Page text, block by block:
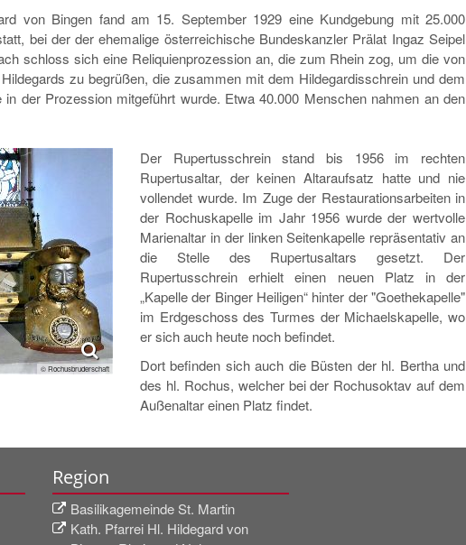
von Bingen fand am 15. September 1929 eine Kundgebung mit 25.000
bei der der ehemalige österreichische Bundeskanzler Prälat Ingaz Seipel
schloss sich eine Reliquienprozession an, die zum Rhein zog, um die von
zu begrüßen, die zusammen mit dem Hildegardisschrein und dem
der Prozession mitgeführt wurde. Etwa 40.000 Menschen nahmen an den
© Rochusbruderschaft
Der Rupertusschrein stand bis 1956 im rechten
Rupertusaltar, der keinen Altaraufsatz hatte und nie
vollendet wurde. Im Zuge der Restaurationsarbeiten in
der Rochuskapelle im Jahr 1956 wurde der wertvolle
Marienaltar in der linken Seitenkapelle repräsentativ an
die Stelle des Rupertusaltars gesetzt. Der
Rupertusschrein erhielt einen neuen Platz in der
„Kapelle der Binger Heiligen“ hinter der "Goethekapelle"
im Erdgeschoss des Turmes der Michaelskapelle, wo
er sich auch heute noch befindet.
Dort befinden sich auch die Büsten der hl. Bertha und
des hl. Rochus, welcher bei der Rochusoktav auf dem
Außenaltar einen Platz findet.
Region
Basilikagemeinde St. Martin
Kath. Pfarrei Hl. Hildegard von